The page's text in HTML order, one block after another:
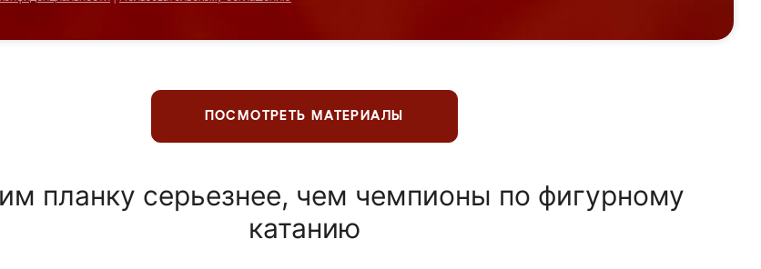
ПОСМОТРЕТЬ МАТЕРИАЛЫ
планку серьезнее, чем чемпионы по фигурному
катанию